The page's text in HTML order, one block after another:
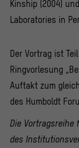
Kinship (2004)
Laboratories in
Der Vortrag ist
Ringvorlesung
Auftakt zum
des Humboldt
Die Vortragsreihe
des